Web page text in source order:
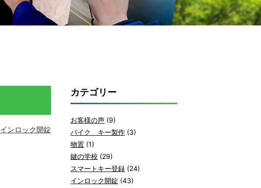
インロック開錠
カテゴリー
お客様の声 (9)
バイク キー製作 (3)
物置 (1)
鍵の学校 (29)
スマートキー登録 (24)
インロック開錠 (43)